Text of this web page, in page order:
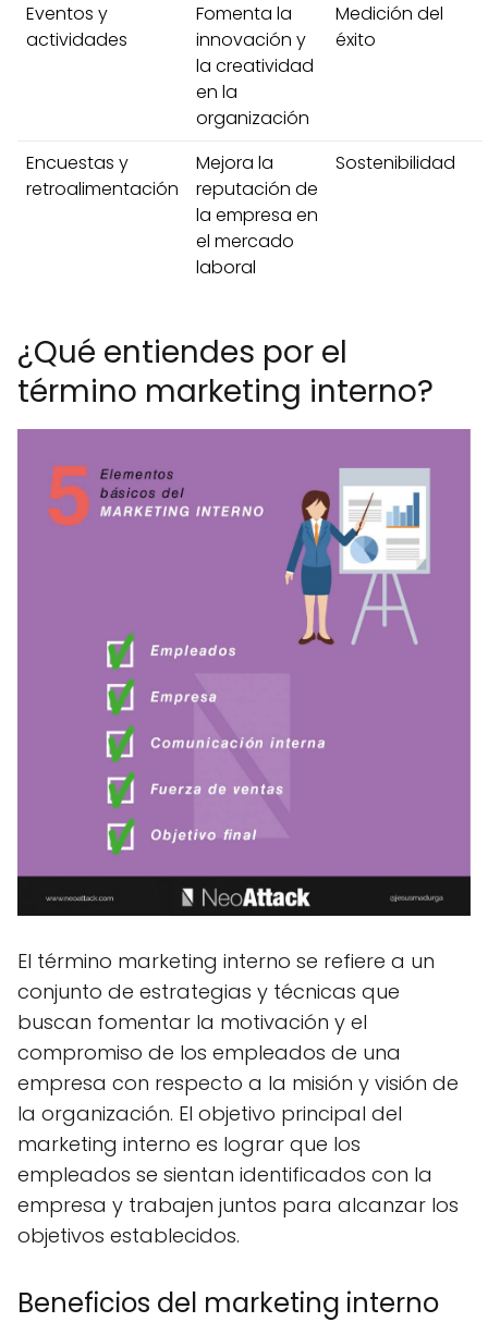
Eventos y
actividades
Fomenta la
innovación y
la creatividad
en la
organización
Medición del
éxito
Encuestas y
retroalimentación
Mejora la
reputación de
la empresa en
el mercado
laboral
Sostenibilidad
¿Qué entiendes por el
término marketing interno?
El término marketing interno se refiere a un
conjunto de estrategias y técnicas que
buscan fomentar la motivación y el
compromiso de los empleados de una
empresa con respecto a la misión y visión de
la organización. El objetivo principal del
marketing interno es lograr que los
empleados se sientan identificados con la
empresa y trabajen juntos para alcanzar los
objetivos establecidos.
Beneficios del marketing interno